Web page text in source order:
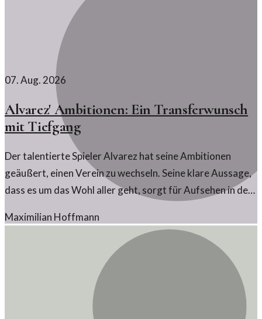
07. Aug. 2026
Alvarez' Ambitionen: Ein Transferwunsch
mit Tiefgang
Der talentierte Spieler Alvarez hat seine Ambitionen
geäußert, einen Verein zu wechseln. Seine klare Aussage,
dass es um das Wohl aller geht, sorgt für Aufsehen in der
Maximilian Hoffmann